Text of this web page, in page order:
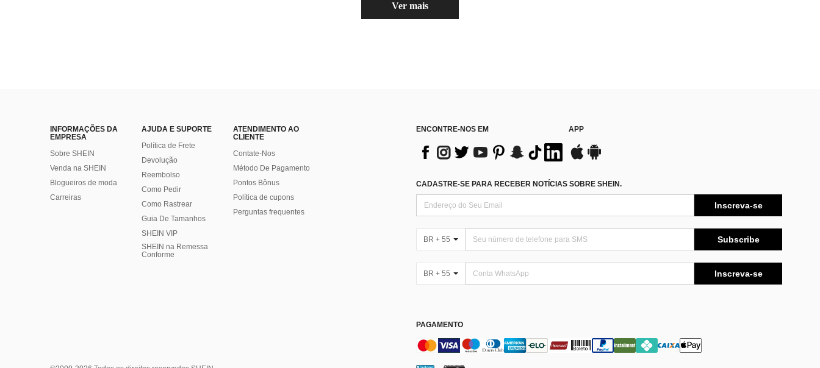
Ver mais
INFORMAÇÕES DA
EMPRESA
Sobre SHEIN
Venda na SHEIN
Blogueiros de moda
Carreiras
AJUDA E SUPORTE
Política de Frete
Devolução
Reembolso
Como Pedir
Como Rastrear
Guia De Tamanhos
SHEIN VIP
SHEIN na Remessa
Conforme
ATENDIMENTO AO
CLIENTE
Contate-Nos
Método De Pagamento
Pontos Bônus
Política de cupons
Perguntas frequentes
ENCONTRE-NOS EM APP
CADASTRE-SE PARA RECEBER NOTÍCIAS SOBRE SHEIN.
Inscreva-se
BR + 55 Subscribe
BR + 55 Inscreva-se
PAGAMENTO